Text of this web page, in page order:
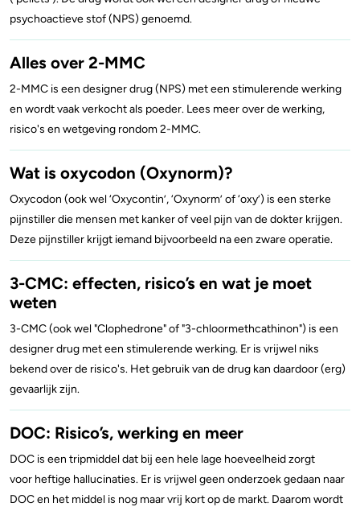
psychoactieve stof (NPS) genoemd.
Alles over 2-MMC
2-MMC is een designer drug (NPS) met een stimulerende werking
en wordt vaak verkocht als poeder. Lees meer over de werking,
risico's en wetgeving rondom 2-MMC.
Wat is oxycodon (Oxynorm)?
Oxycodon (ook wel ‘Oxycontin’, ‘Oxynorm’ of ‘oxy’) is een sterke
pijnstiller die mensen met kanker of veel pijn van de dokter krijgen.
Deze pijnstiller krijgt iemand bijvoorbeeld na een zware operatie.
3-CMC: effecten, risico’s en wat je moet
weten
3-CMC (ook wel "Clophedrone" of "3-chloormethcathinon") is een
designer drug met een stimulerende werking. Er is vrijwel niks
bekend over de risico's. Het gebruik van de drug kan daardoor (erg)
gevaarlijk zijn.
DOC: Risico’s, werking en meer
DOC is een tripmiddel dat bij een hele lage hoeveelheid zorgt
voor heftige hallucinaties. Er is vrijwel geen onderzoek gedaan naar
DOC en het middel is nog maar vrij kort op de markt. Daarom wordt